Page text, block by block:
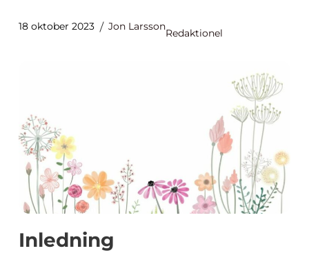
18 oktober 2023 Jon Larsson
Redaktionel
Inledning